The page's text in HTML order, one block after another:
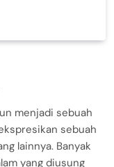
menjadi sebuah
sebuah
lainnya. Banyak
yang diusung